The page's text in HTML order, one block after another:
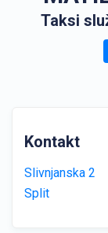
Taksi
Kontakt
Slivnjanska 2
Split